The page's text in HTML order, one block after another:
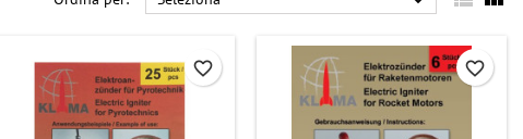
favorite_border favorite_border